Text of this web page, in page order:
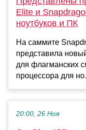
Elite и
ноутбуков и ПК
На саммите
представила
для флагманских
процессора для
20:00, 26 Ноя